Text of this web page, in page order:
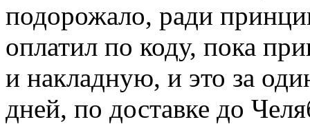
подорожало, ради
оплатил по коду, пока
и накладную, и это за
дней, по доставке до